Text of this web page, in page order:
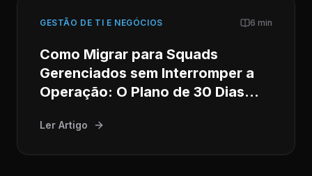
GESTÃO DE TI E NEGÓCIOS 6 min
Como Migrar para Squads
Gerenciados sem Interromper a
Operação: O Plano de 30 Dias
Ler Artigo